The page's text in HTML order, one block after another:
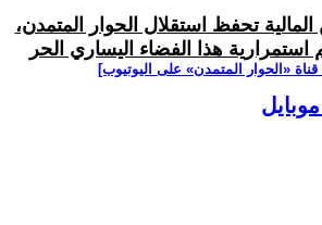
تحفظ استقلال الحوار المتمدن،
هذا الفضاء اليساري الحر
‫«الحوار المتمدن» على اليوتيوب]